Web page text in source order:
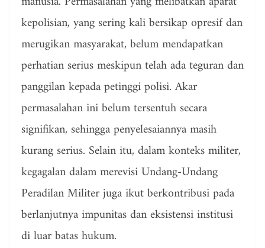
kepolisian, yang sering kali bersikap opresif dan
merugikan masyarakat, belum mendapatkan
perhatian serius meskipun telah ada teguran dan
panggilan kepada petinggi polisi. Akar
permasalahan ini belum tersentuh secara
signifikan, sehingga penyelesaiannya masih
kurang serius. Selain itu, dalam konteks militer,
kegagalan dalam merevisi Undang-Undang
Peradilan Militer juga ikut berkontribusi pada
berlanjutnya impunitas dan eksistensi institusi
di luar batas hukum.